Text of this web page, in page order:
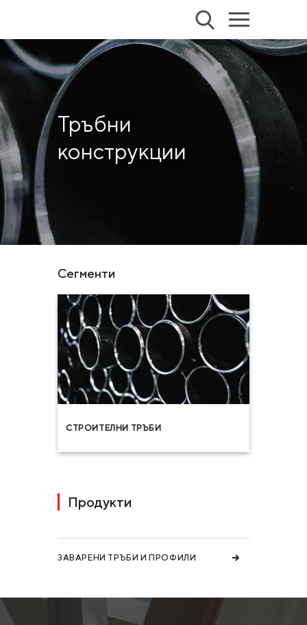
Тръбни
конструкции
Сегменти
СТРОИТЕЛНИ ТРЪБИ
Продукти
ЗАВАРЕНИ ТРЪБИ И ПРОФИЛИ